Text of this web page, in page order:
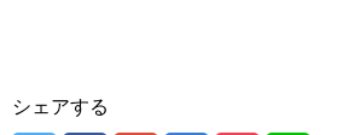
シェアする